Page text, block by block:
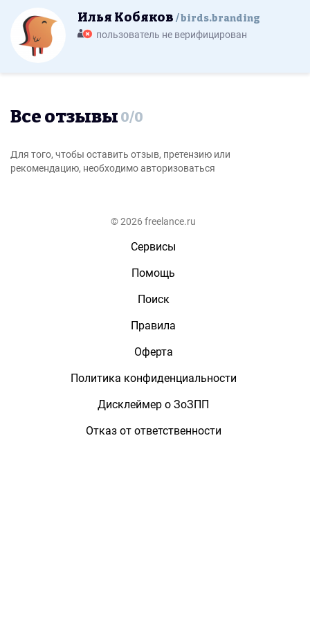
Илья Кобяков birds.branding
пользователь не верифицирован
Все отзывы 0/0
Для того, чтобы оставить отзыв, претензию или
рекомендацию, необходимо авторизоваться
© 2026 freelance.ru
Сервисы
Помощь
Поиск
Правила
Оферта
Политика конфиденциальности
Дисклеймер о ЗоЗПП
Отказ от ответственности